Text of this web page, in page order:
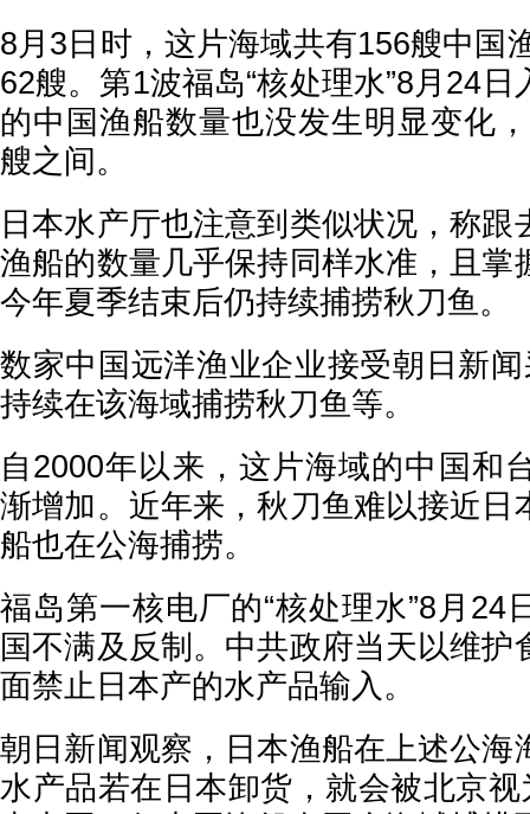
8月3日时，这片海域共有156艘中国
62艘。第1波福岛“核处理水”8月24
的中国渔船数量也没发生明显变化
艘之间。
日本水产厅也注意到类似状况，称跟
渔船的数量几乎保持同样水准，且掌
今年夏季结束后仍持续捕捞秋刀鱼。
数家中国远洋渔业企业接受朝日新
持续在该海域捕捞秋刀鱼等。
自2000年以来，这片海域的中国和
渐增加。近年来，秋刀鱼难以接近日
船也在公海捕捞。
福岛第一核电厂的“核处理水”8月24
国不满及反制。中共政府当天以维护
面禁止日本产的水产品输入。
朝日新闻观察，日本渔船在上述公海
水产品若在日本卸货，就会被北京视